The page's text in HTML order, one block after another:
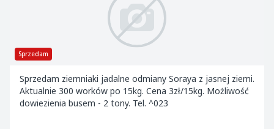
Sprzedam
Sprzedam ziemniaki jadalne odmiany Soraya z jasnej ziemi.
Aktualnie 300 worków po 15kg. Cena 3zł/15kg. Możliwość
dowiezienia busem - 2 tony. Tel. ^023